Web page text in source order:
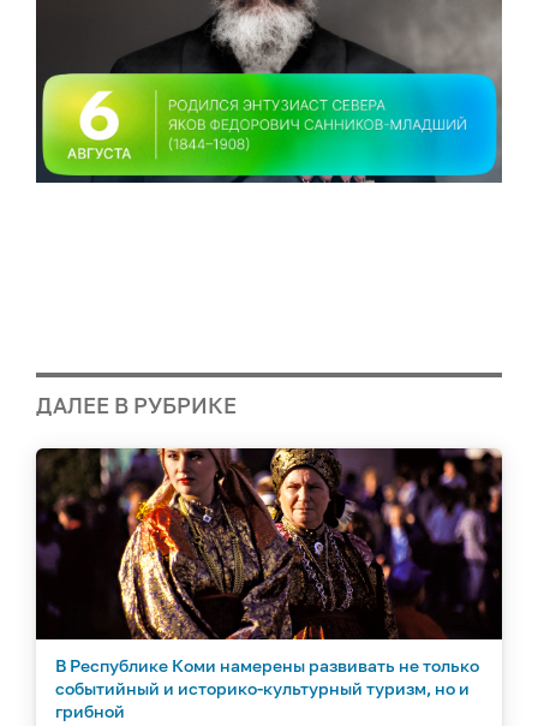
ДАЛЕЕ В РУБРИКЕ
В Республике Коми намерены развивать не только
событийный и историко-культурный туризм, но и
грибной